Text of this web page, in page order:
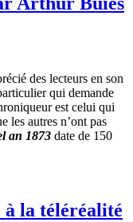
des lecteurs en son
qui demande
est celui qui
les autres n’ont pas
an 1873 date de 150
la téléréalité